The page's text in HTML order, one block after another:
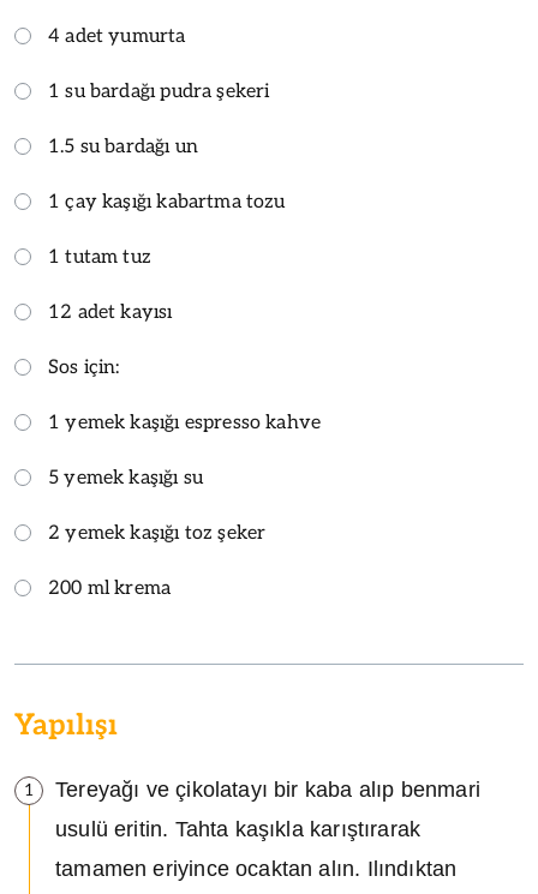
4 adet yumurta
1 su bardağı pudra şekeri
1.5 su bardağı un
1 çay kaşığı kabartma tozu
1 tutam tuz
12 adet kayısı
Sos için:
1 yemek kaşığı espresso kahve
5 yemek kaşığı su
2 yemek kaşığı toz şeker
200 ml krema
Yapılışı
1
Tereyağı ve çikolatayı bir kaba alıp benmari
usulü eritin. Tahta kaşıkla karıştırarak
tamamen eriyince ocaktan alın. Ilındıktan